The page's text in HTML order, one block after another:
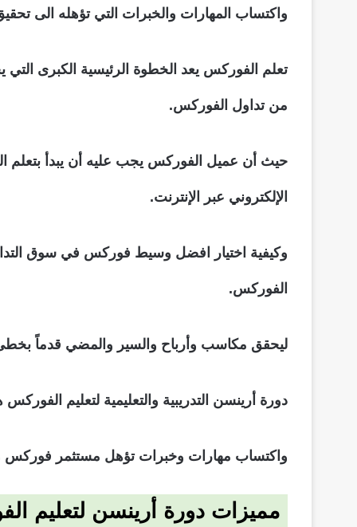
واكتساب المهارات والخبرات التي تؤهله الى
تعلم الفوركس يعد الخطوة الرئيسية الكبرى
من تداول الفوركس.
حيث أن عميل الفوركس يجب عليه أن يبدأ بتعلم
الإلكتروني عبر الإنترنت.
وكيفية اختيار افضل وسيط فوركس في سوق
الفوركس.
ليحقق مكاسب وأرباح والسير والمضي قدماً
دورة أرينسن التدريبية والتعليمية لتعليم
واكتساب مهارات وخبرات تؤهل مستثمر فوركس
مميزات دورة أرينسن لتعليم